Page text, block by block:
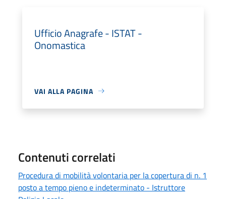
Ufficio Anagrafe - ISTAT -
Onomastica
VAI ALLA PAGINA
Contenuti correlati
Procedura di mobilità volontaria per la copertura di n. 1
posto a tempo pieno e indeterminato - Istruttore